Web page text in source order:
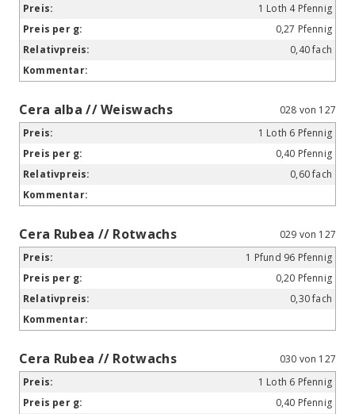
1 Loth 4 Pfennig
0,27 Pfennig
0,40 fach
Cera alba // Weiswachs
028 von 127
1 Loth 6 Pfennig
0,40 Pfennig
0,60 fach
Cera Rubea // Rotwachs
029 von 127
1 Pfund 96 Pfennig
0,20 Pfennig
0,30 fach
Cera Rubea // Rotwachs
030 von 127
1 Loth 6 Pfennig
0,40 Pfennig